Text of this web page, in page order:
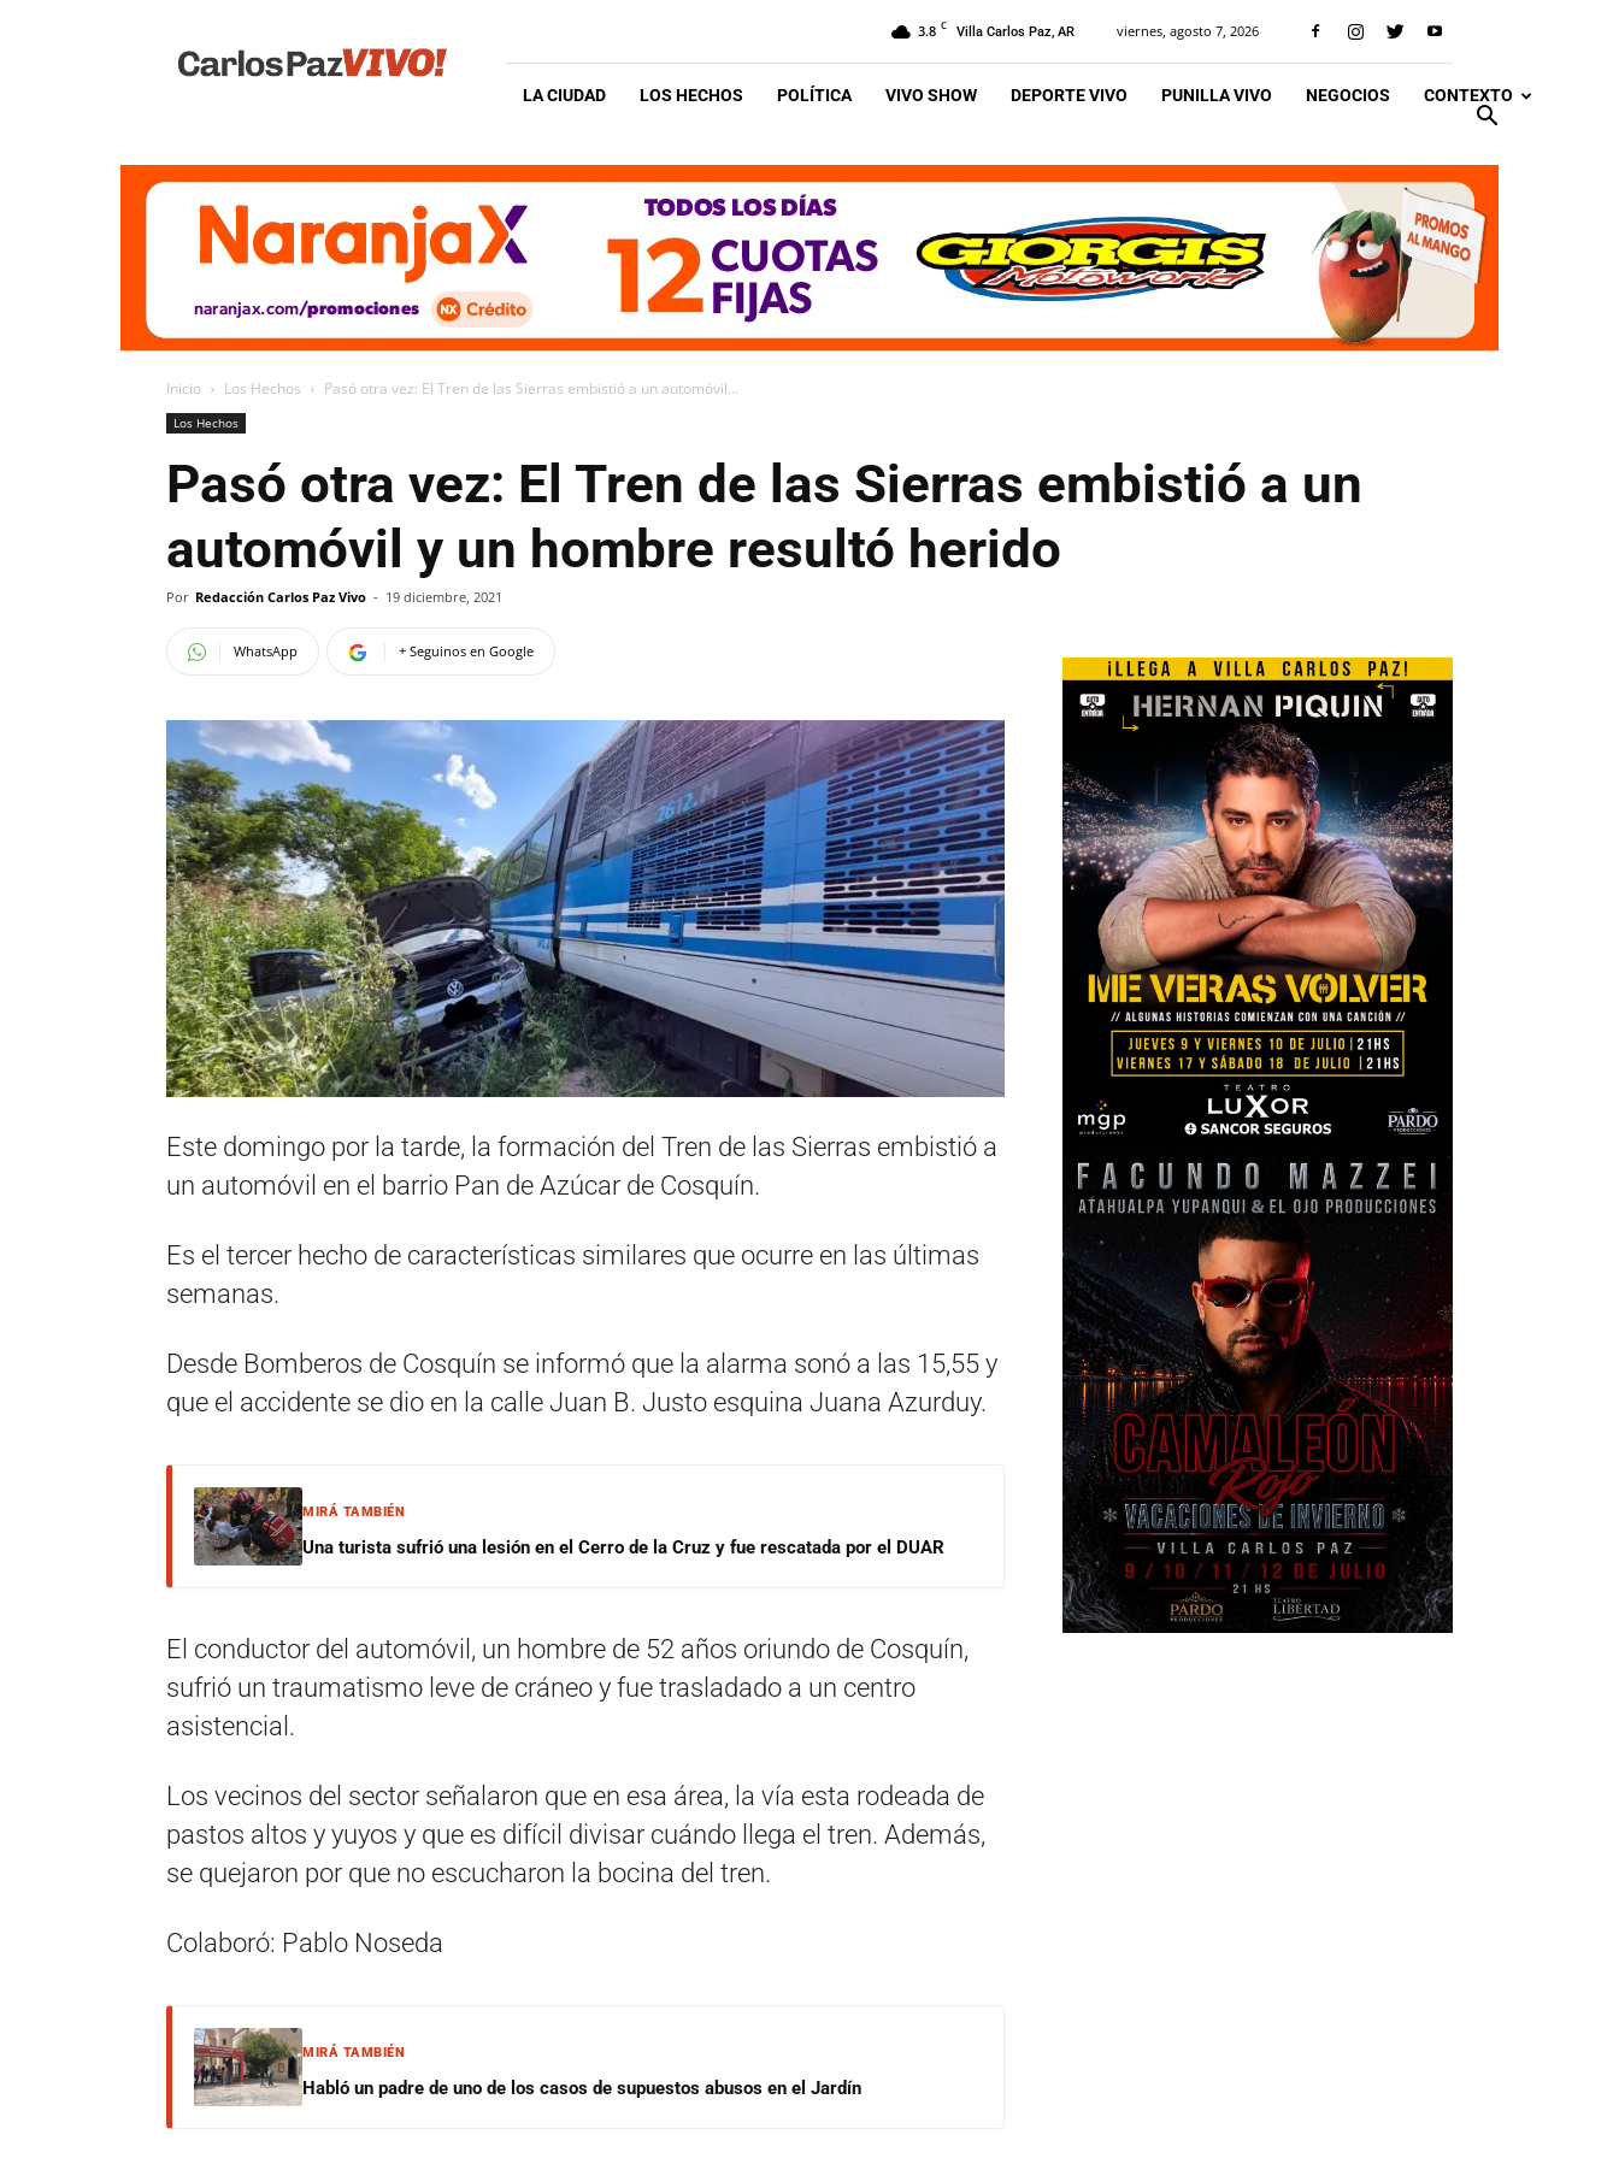
Vivo
3.8 C Villa Carlos Paz, AR viernes, agosto 7, 2026
LA CIUDAD LOS HECHOS POLÍTICA VIVO SHOW DEPORTE VIVO PUNILLA VIVO NEGOCIOS CONTEXTO
Inicio Los Hechos Pasó otra vez: El Tren de las Sierras embistió a un automóvil...
Los Hechos
Pasó otra vez: El Tren de las Sierras embistió a un
automóvil y un hombre resultó herido
Por Redacción Carlos Paz Vivo - 19 diciembre, 2021
WhatsApp + Seguinos en Google
Este domingo por la tarde, la formación del Tren de las Sierras embistió a
un automóvil en el barrio Pan de Azúcar de Cosquín.
Es el tercer hecho de características similares que ocurre en las últimas
semanas.
Desde Bomberos de Cosquín se informó que la alarma sonó a las 15,55 y
que el accidente se dio en la calle Juan B. Justo esquina Juana Azurduy.
MIRÁ TAMBIÉN
Una turista sufrió una lesión en el Cerro de la Cruz y fue rescatada por el DUAR
El conductor del automóvil, un hombre de 52 años oriundo de Cosquín,
sufrió un traumatismo leve de cráneo y fue trasladado a un centro
asistencial.
Los vecinos del sector señalaron que en esa área, la vía esta rodeada de
pastos altos y yuyos y que es difícil divisar cuándo llega el tren. Además,
se quejaron por que no escucharon la bocina del tren.
Colaboró: Pablo Noseda
MIRÁ TAMBIÉN
Habló un padre de uno de los casos de supuestos abusos en el Jardín